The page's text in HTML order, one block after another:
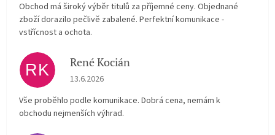
Obchod má široký výběr titulů za příjemné ceny. Objednané
zboží dorazilo pečlivě zabalené. Perfektní komunikace -
vstřícnost a ochota.
RK René Kocián
Hodnocení obchodu je 5 z 5 hvězdiček.
13.6.2026
Vše proběhlo podle komunikace. Dobrá cena, nemám k
obchodu nejmenších výhrad.